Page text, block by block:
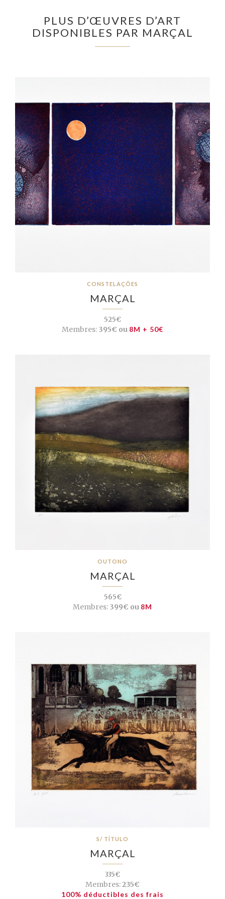
PLUS D’ŒUVRES D’ART
DISPONIBLES PAR MARÇAL
CONSTELAÇÕES
MARÇAL
525€
Membres: 395€ ou 8M + 50€
OUTONO
MARÇAL
565€
Membres: 399€ ou 8M
S/ TÍTULO
MARÇAL
335€
Membres:235€
100% déductibles des frais